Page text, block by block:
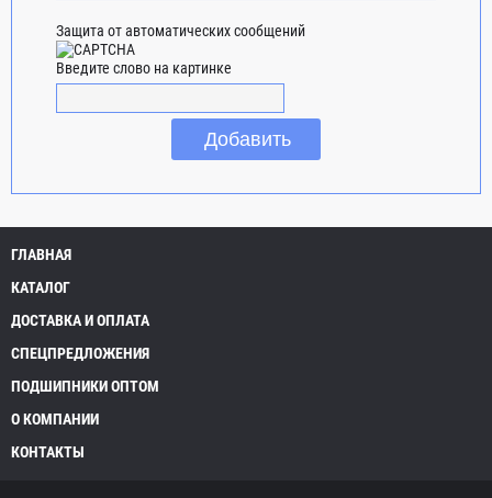
Защита от автоматических сообщений
Введите слово на картинке
ГЛАВНАЯ
КАТАЛОГ
ДОСТАВКА И ОПЛАТА
СПЕЦПРЕДЛОЖЕНИЯ
ПОДШИПНИКИ ОПТОМ
О КОМПАНИИ
КОНТАКТЫ